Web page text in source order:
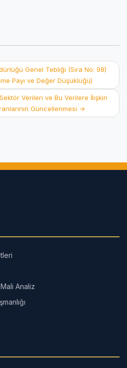
Genel Tebliği (Sıra No: 98)
Payı ve Değer Düşüklüğü)
Verileri ve Bu Verilere İlişkin
Güncellenmesi →
Analiz